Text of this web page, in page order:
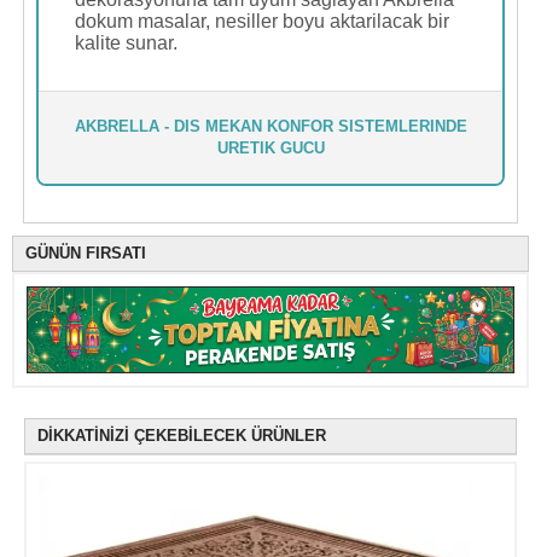
dokum masalar, nesiller boyu aktarilacak bir
kalite sunar.
AKBRELLA - DIS MEKAN KONFOR SISTEMLERINDE
URETIK GUCU
GÜNÜN FIRSATI
DİKKATİNİZİ ÇEKEBİLECEK ÜRÜNLER